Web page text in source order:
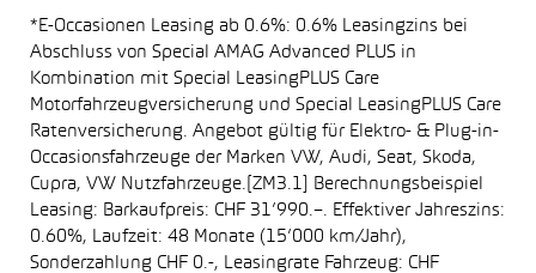
*E-Occasionen Leasing ab 0.6%: 0.6% Leasingzins bei
Abschluss von Special AMAG Advanced PLUS in
Kombination mit Special LeasingPLUS Care
Motorfahrzeugversicherung und Special LeasingPLUS Care
Ratenversicherung. Angebot gültig für Elektro- & Plug-in-
Occasionsfahrzeuge der Marken VW, Audi, Seat, Skoda,
Cupra, VW Nutzfahrzeuge.[ZM3.1] Berechnungsbeispiel
Leasing: Barkaufpreis: CHF 31’990.–. Effektiver Jahreszins:
0.60%, Laufzeit: 48 Monate (15’000 km/Jahr),
Sonderzahlung CHF 0.-, Leasingrate Fahrzeug: CHF